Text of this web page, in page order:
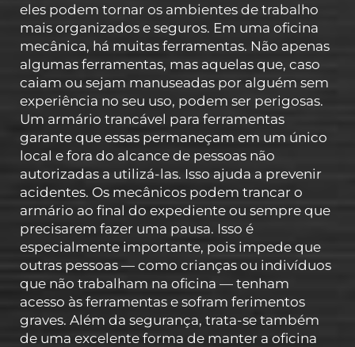
eles podem tornar os ambientes de trabalho
mais organizados e seguros. Em uma oficina
mecânica, há muitas ferramentas. Não apenas
algumas ferramentas, mas aquelas que, caso
caiam ou sejam manuseadas por alguém sem
experiência no seu uso, podem ser perigosas.
Um armário trancável para ferramentas
garante que essas permaneçam em um único
local e fora do alcance de pessoas não
autorizadas a utilizá-las. Isso ajuda a prevenir
acidentes. Os mecânicos podem trancar o
armário ao final do expediente ou sempre que
precisarem fazer uma pausa. Isso é
especialmente importante, pois impede que
outras pessoas — como crianças ou indivíduos
que não trabalham na oficina — tenham
acesso às ferramentas e sofram ferimentos
graves. Além da segurança, trata-se também
de uma excelente forma de manter a oficina